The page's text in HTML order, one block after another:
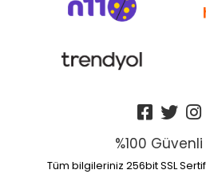
%100
Tüm bilgileriniz 256bit SSL